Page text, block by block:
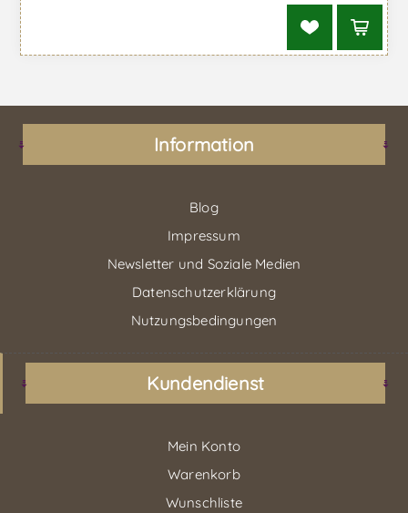
Information
Blog
Impressum
Newsletter und Soziale Medien
Datenschutzerklärung
Nutzungsbedingungen
Kundendienst
Mein Konto
Warenkorb
Wunschliste